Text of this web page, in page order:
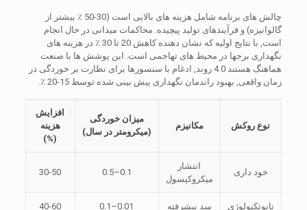
چالش های برنامه شامل هزینه های بالایی است (30-50 ٪ بیشتر از
گالوانیزه) و فرآیندهای تولید پیچیده. محاکمات میدانی در حال انجام
است, با نتایج اولیه که نشان دهنده کاهش 20 تا 30 ٪ در هزینه های
نگهداری برجها در محیط های تهاجمی است. این پوشش ها با صنعت
هماهنگ هستند 4.0 روند, ادغام با سنسورها برای نظارت بر خوردگی در
زمان واقعی, بهبود راندمان نگهداری پیش بینی شده توسط 15-20 ٪.
نوع روکش مکانیزم
میزان خوردگی
(میکرومتر در سال)
افزایش
هزینه
(%)
خود داری
انتشار
میکروکپسول
0.1–0.5
30-50
نانوتکنولوژی سد پیشرفته 0.01–0.1
40-60